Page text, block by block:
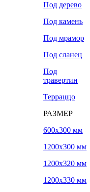
Под дерево
Под камень
Под мрамор
Под сланец
Под
травертин
Терраццо
РАЗМЕР
600х300 мм
1200х300 мм
1200х320 мм
1200х330 мм